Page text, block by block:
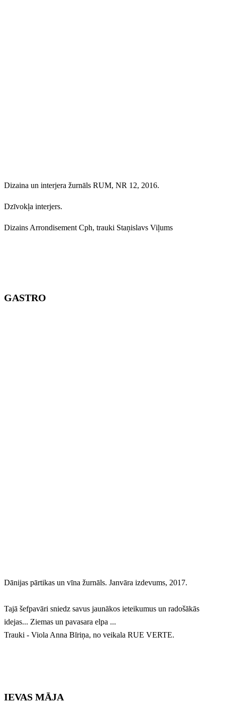
Dizaina un interjera žurnāls RUM, NR 12, 2016.
Dzīvokļa interjers.
Dizains Arrondisement Cph, trauki Staņislavs Viļums
GASTRO
Dānijas pārtikas un vīna žurnāls. Janvāra izdevums, 2017.
Tajā šefpavāri sniedz savus jaunākos ieteikumus un radošākās
idejas... Ziemas un pavasara elpa ...
Trauki - Viola Anna Bīriņa, no veikala RUE VERTE.
IEVAS MĀJA